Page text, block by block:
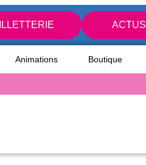
ACTUS
Animations Boutique